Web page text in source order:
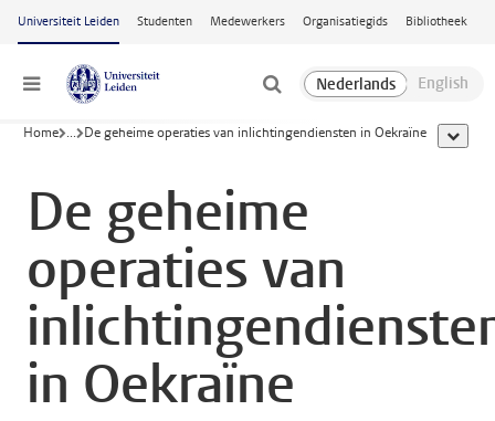
Ga naar hoofdinhoud
Universiteit Leiden Studenten Medewerkers Organisatiegids Bibliotheek
Menu
Home ... De geheime operaties van inlichtingendiensten in Oekraïne toon
De geheime
operaties van
in Oekraïne